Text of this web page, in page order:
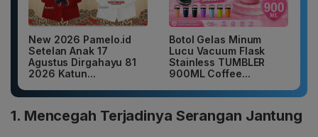
New 2026 Pamelo.id
Setelan Anak 17
Agustus Dirgahayu 81
2026 Katun...
Botol Gelas Minum
Lucu Vacuum Flask
Stainless TUMBLER
900ML Coffee...
1. Mencegah Terjadinya Serangan Jantung